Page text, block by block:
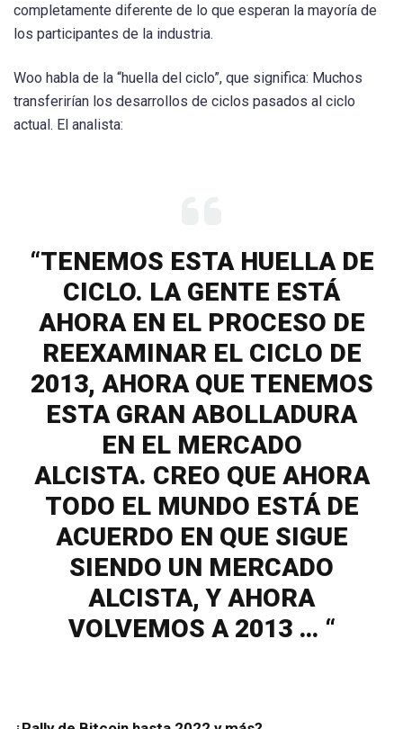
completamente diferente de lo que esperan la mayoría de
los participantes de la industria.
Woo habla de la “huella del ciclo”, que significa: Muchos
transferirían los desarrollos de ciclos pasados ​​al ciclo
actual. El analista:
“TENEMOS ESTA HUELLA DE
CICLO. LA GENTE ESTÁ
AHORA EN EL PROCESO DE
REEXAMINAR EL CICLO DE
2013, AHORA QUE TENEMOS
ESTA GRAN ABOLLADURA
EN EL MERCADO
ALCISTA. CREO QUE AHORA
TODO EL MUNDO ESTÁ DE
ACUERDO EN QUE SIGUE
SIENDO UN MERCADO
ALCISTA, Y AHORA
VOLVEMOS A 2013 … “